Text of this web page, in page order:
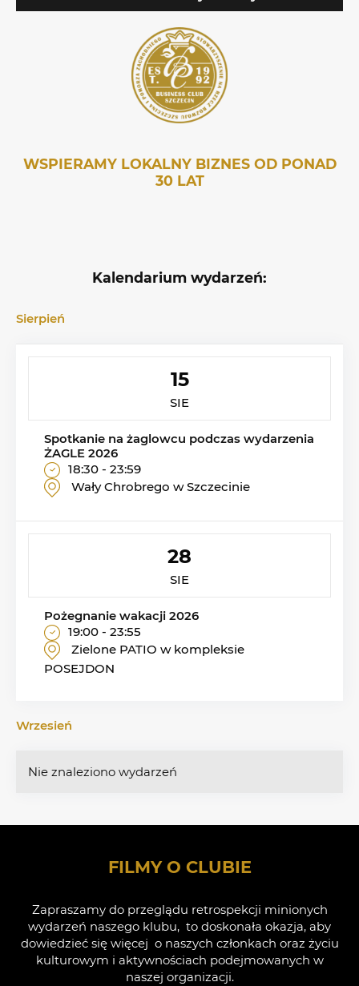
WSPIERAMY LOKALNY BIZNES OD PONAD
30 LAT
Kalendarium wydarzeń:
Sierpień
15
SIE
Spotkanie na żaglowcu podczas wydarzenia
ŻAGLE 2026
18:30 - 23:59
Wały Chrobrego w Szczecinie
28
SIE
Pożegnanie wakacji 2026
19:00 - 23:55
Zielone PATIO w kompleksie
POSEJDON
Wrzesień
Nie znaleziono wydarzeń
FILMY O CLUBIE
Zapraszamy do przeglądu retrospekcji minionych
wydarzeń naszego klubu, to doskonała okazja, aby
dowiedzieć się więcej o naszych członkach oraz życiu
kulturowym i aktywnościach podejmowanych w
naszej organizacji.